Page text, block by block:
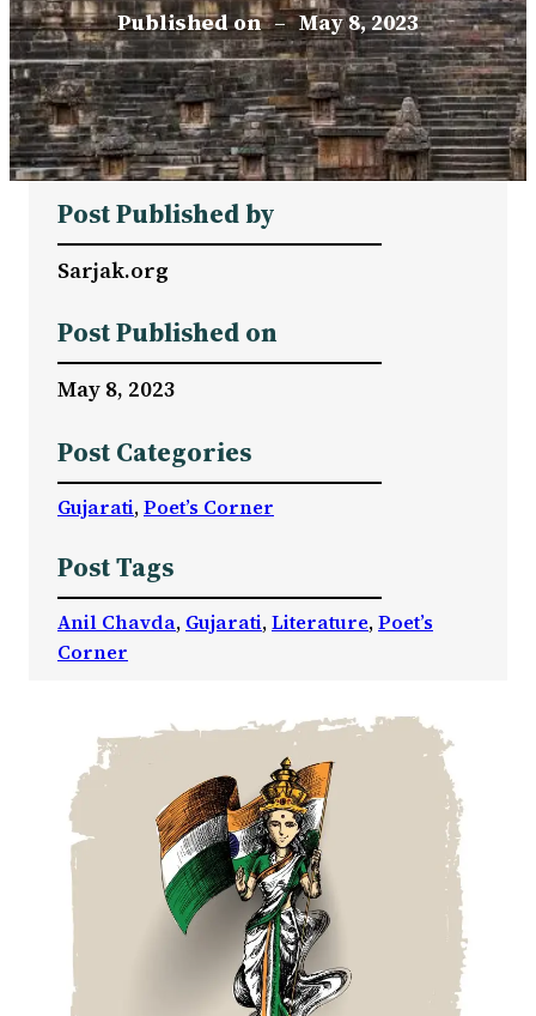
Published on – May 8, 2023
Post Published by
Sarjak.org
Post Published on
May 8, 2023
Post Categories
Gujarati, Poet’s Corner
Post Tags
Anil Chavda, Gujarati, Literature, Poet’s
Corner